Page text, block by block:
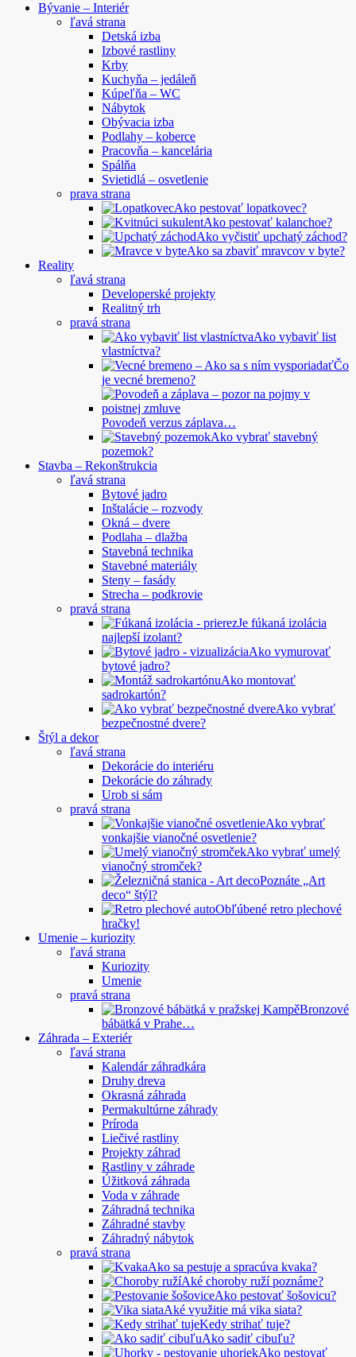
Bývanie – Interiér
ľavá strana
Detská izba
Izbové rastliny
Krby
Kuchyňa – jedáleň
Kúpeľňa – WC
Nábytok
Obývacia izba
Podlahy – koberce
Pracovňa – kancelária
Spálňa
Svietidlá – osvetlenie
prava strana
Ako pestovať lopatkovec?
Ako pestovať kalanchoe?
Ako vyčistiť upchatý záchod?
Ako sa zbaviť mravcov v byte?
Reality
ľavá strana
Developerské projekty
Realitný trh
pravá strana
Ako vybaviť list
vlastníctva?
Čo
je vecné bremeno?
Povodeň verzus záplava…
Ako vybrať stavebný
pozemok?
Stavba – Rekonštrukcia
ľavá strana
Bytové jadro
Inštalácie – rozvody
Okná – dvere
Podlaha – dlažba
Stavebná technika
Stavebné materiály
Steny – fasády
Strecha – podkrovie
pravá strana
Je fúkaná izolácia
najlepší izolant?
Ako vymurovať
bytové jadro?
Ako montovať
sadrokartón?
Ako vybrať
bezpečnostné dvere?
Štýl a dekor
ľavá strana
Dekorácie do interiéru
Dekorácie do záhrady
Urob si sám
pravá strana
Ako vybrať
vonkajšie vianočné osvetlenie?
Ako vybrať umelý
vianočný stromček?
Poznáte „Art
deco“ štýl?
Obľúbené retro plechové
hračky!
Umenie – kuriozity
ľavá strana
Kuriozity
Umenie
pravá strana
Bronzové
bábätká v Prahe…
Záhrada – Exteriér
ľavá strana
Kalendár záhradkára
Druhy dreva
Okrasná záhrada
Permakultúrne záhrady
Príroda
Liečivé rastliny
Projekty záhrad
Rastliny v záhrade
Úžitková záhrada
Voda v záhrade
Záhradná technika
Záhradné stavby
Záhradný nábytok
pravá strana
Ako sa pestuje a spracúva kvaka?
Aké choroby ruží poznáme?
Ako pestovať šošovicu?
Aké využitie má vika siata?
Kedy strihať tuje?
Ako sadiť cibuľu?
Ako pestovať